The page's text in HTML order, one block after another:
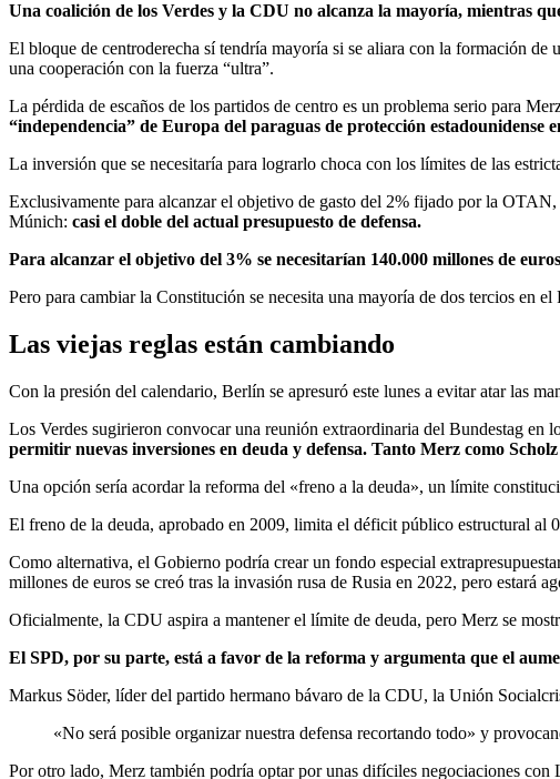
Una coalición de los Verdes y la CDU no alcanza la mayoría, mientras
El bloque de centroderecha sí tendría mayoría si se aliara con la formación
una cooperación con la fuerza “ultra”.
La pérdida de escaños de los partidos de centro es un problema serio para
“independencia” de Europa del paraguas de protección estadounidense
La inversión que se necesitaría para lograrlo choca con los límites de las
Exclusivamente para alcanzar el objetivo de gasto del 2% fijado por la
Múnich: casi el doble del actual presupuesto de defensa.
Para alcanzar el objetivo del 3% se necesitarían 140.000 millones de
Pero para cambiar la Constitución se necesita una mayoría de dos tercios en
Las viejas reglas están cambiando
Con la presión del calendario, Berlín se apresuró este lunes a evitar atar las
Los Verdes sugirieron convocar una reunión extraordinaria del Bundestag en
permitir nuevas inversiones en deuda y defensa. Tanto Merz como
Una opción sería acordar la reforma del «freno a la deuda», un límite
El freno de la deuda, aprobado en 2009, limita el déficit público estructural al
Como alternativa, el Gobierno podría crear un fondo especial
millones de euros se creó tras la invasión rusa de Rusia en 2022, pero estará
Oficialmente, la CDU aspira a mantener el límite de deuda, pero Merz se
El SPD, por su parte, está a favor de la reforma y argumenta que el
Markus Söder, líder del partido hermano bávaro de la CDU, la Unión
«No será posible organizar nuestra defensa recortando todo» y
Por otro lado, Merz también podría optar por unas difíciles negociaciones